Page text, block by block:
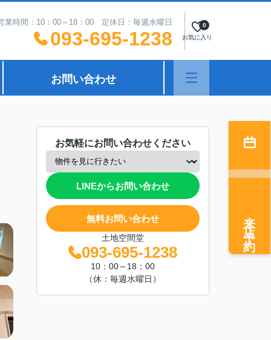
業時間：10：00～18：00 定休日：毎週水曜日
093-695-1238 お気に入り
0
お問い合わせ
お気軽にお問い合わせください
LINEからお問い合わせ
無料お問い合わせ
土地空間堂
093-695-1238
10：00～18：00
（休：毎週水曜日）
来店予約